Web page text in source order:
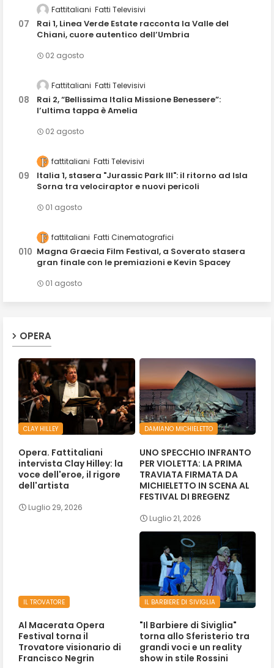
Fattitaliani Fatti Televisivi
Rai 1, Linea Verde Estate racconta la Valle del
Chiani, cuore autentico dell’Umbria
02 agosto
Fattitaliani Fatti Televisivi
Rai 2, “Bellissima Italia Missione Benessere”:
l’ultima tappa è Amelia
02 agosto
fattitaliani Fatti Televisivi
Italia 1, stasera "Jurassic Park III": il ritorno ad Isla
Sorna tra velociraptor e nuovi pericoli
01 agosto
fattitaliani Fatti Cinematografici
Magna Graecia Film Festival, a Soverato stasera
gran finale con le premiazioni e Kevin Spacey
01 agosto
OPERA
CLAY HILLEY
Opera. Fattitaliani
intervista Clay Hilley: la
voce dell'eroe, il rigore
dell'artista
Luglio 29, 2026
DAMIANO MICHIELETTO
UNO SPECCHIO INFRANTO
PER VIOLETTA: LA PRIMA
TRAVIATA FIRMATA DA
MICHIELETTO IN SCENA AL
FESTIVAL DI BREGENZ
Luglio 21, 2026
IL TROVATORE
Al Macerata Opera
Festival torna il
Trovatore visionario di
Francisco Negrin
IL BARBIERE DI SIVIGLIA
"Il Barbiere di Siviglia"
torna allo Sferisterio tra
grandi voci e un reality
show in stile Rossini